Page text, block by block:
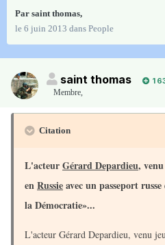
Par saint thomas,
le 6 juin 2013 dans People
saint thomas
1
Membre,
Citation
L'acteurGérard Depardieu,
enRussieavec un passeport
la Démocratie»...
L'acteur Gérard Depardieu, venu